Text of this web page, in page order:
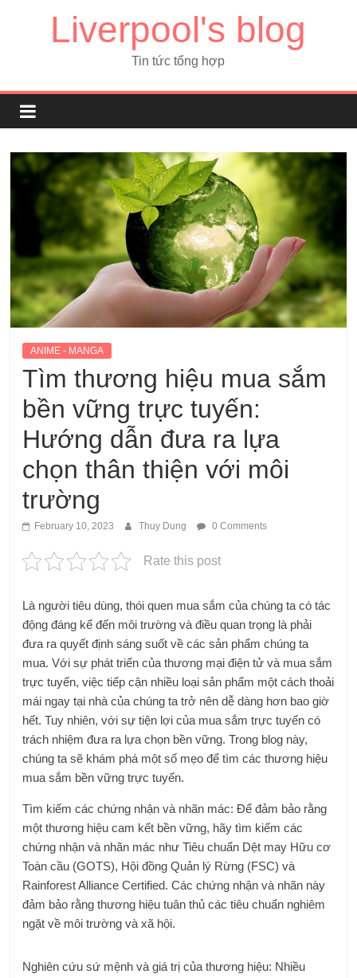
Liverpool's blog
Tin tức tổng hợp
ANIME - MANGA
Tìm thương hiệu mua sắm
bền vững trực tuyến:
Hướng dẫn đưa ra lựa
chọn thân thiện với môi
trường
February 10, 2023 Thuy Dung 0 Comments
Rate this post
Là người tiêu dùng, thói quen mua sắm của chúng ta có tác
động đáng kể đến môi trường và điều quan trọng là phải
đưa ra quyết định sáng suốt về các sản phẩm chúng ta
mua. Với sự phát triển của thương mại điện tử và mua sắm
trực tuyến, việc tiếp cận nhiều loại sản phẩm một cách thoải
mái ngay tại nhà của chúng ta trở nên dễ dàng hơn bao giờ
hết. Tuy nhiên, với sự tiện lợi của mua sắm trực tuyến có
trách nhiệm đưa ra lựa chọn bền vững. Trong blog này,
chúng ta sẽ khám phá một số mẹo để tìm các thương hiệu
mua sắm bền vững trực tuyến.
Tìm kiếm các chứng nhận và nhãn mác: Để đảm bảo rằng
một thương hiệu cam kết bền vững, hãy tìm kiếm các
chứng nhận và nhãn mác như Tiêu chuẩn Dệt may Hữu cơ
Toàn cầu (GOTS), Hội đồng Quản lý Rừng (FSC) và
Rainforest Alliance Certified. Các chứng nhận và nhãn này
đảm bảo rằng thương hiệu tuân thủ các tiêu chuẩn nghiêm
ngặt về môi trường và xã hội.
Nghiên cứu sứ mệnh và giá trị của thương hiệu: Nhiều